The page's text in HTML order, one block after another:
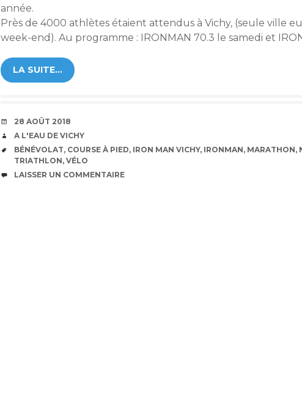
année.
Près de 4000 athlètes étaient attendus à Vichy, (seule ville
week-end). Au programme : IRONMAN 70.3 le samedi et
LA SUITE…
DATE
28 AOÛT 2018
AUTEUR
A L'EAU DE VICHY
ÉTIQUETTES
BÉNÉVOLAT, COURSE À PIED, IRON MAN VICHY, IRONMAN, MARATHON,
TRIATHLON, VÉLO
COMMENTAIRES
LAISSER UN COMMENTAIRE